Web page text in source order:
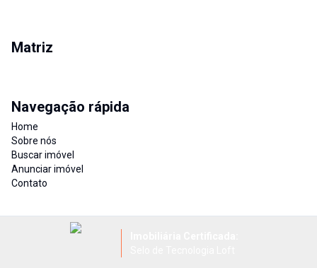
Matriz
Navegação rápida
Home
Sobre nós
Buscar imóvel
Anunciar imóvel
Contato